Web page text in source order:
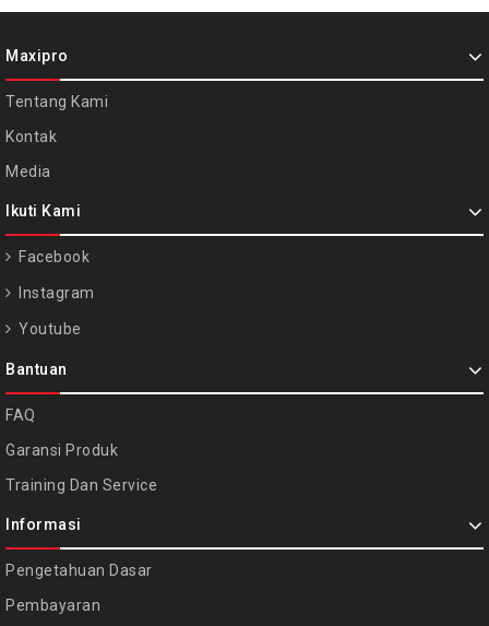
Maxipro
Tentang Kami
Kontak
Media
Ikuti Kami
Facebook
Instagram
Youtube
Bantuan
FAQ
Garansi Produk
Training Dan Service
Informasi
Pengetahuan Dasar
Pembayaran